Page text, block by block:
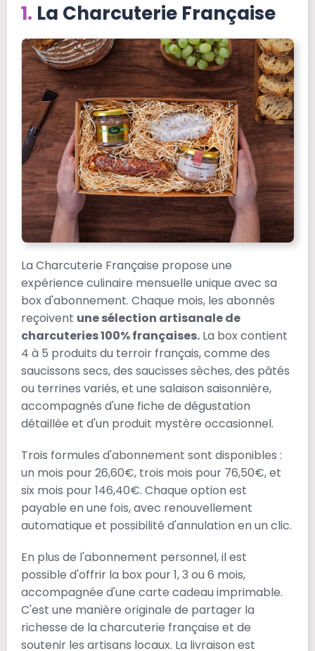
La Charcuterie Française
La Charcuterie Française propose une
expérience culinaire mensuelle unique avec sa
box d'abonnement. Chaque mois, les abonnés
reçoivent une sélection artisanale de
charcuteries 100% françaises. La box contient
4 à 5 produits du terroir français, comme des
saucissons secs, des saucisses sèches, des pâtés
ou terrines variés, et une salaison saisonnière,
accompagnés d'une fiche de dégustation
détaillée et d'un produit mystère occasionnel.
Trois formules d'abonnement sont disponibles :
un mois pour 26,60€, trois mois pour 76,50€, et
six mois pour 146,40€. Chaque option est
payable en une fois, avec renouvellement
automatique et possibilité d'annulation en un clic.
En plus de l'abonnement personnel, il est
possible d'offrir la box pour 1, 3 ou 6 mois,
accompagnée d'une carte cadeau imprimable.
C'est une manière originale de partager la
richesse de la charcuterie française et de
soutenir les artisans locaux. La livraison est